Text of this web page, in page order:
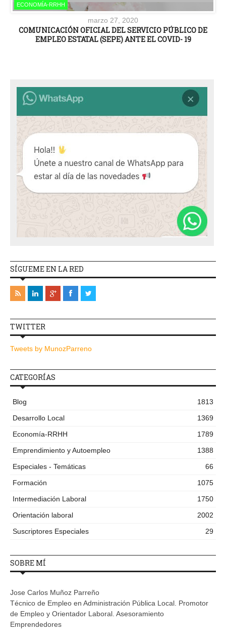
ECONOMÍA-RRHH
marzo 27, 2020
COMUNICACIÓN OFICIAL DEL SERVICIO PÚBLICO DE
EMPLEO ESTATAL (SEPE) ANTE EL COVID- 19
SÍGUEME EN LA RED
TWITTER
Tweets by MunozParreno
CATEGORÍAS
Blog
1813
Desarrollo Local
1369
Economía-RRHH
1789
Emprendimiento y Autoempleo
1388
Especiales - Temáticas
66
Formación
1075
Intermediación Laboral
1750
Orientación laboral
2002
Suscriptores Especiales
29
SOBRE MÍ
Jose Carlos Muñoz Parreño
Técnico de Empleo en Administración Pública Local. Promotor
de Empleo y Orientador Laboral. Asesoramiento
Emprendedores